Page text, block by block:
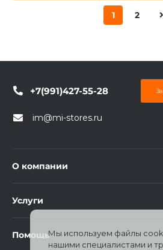
1 2
+7(991)427-55-28
im@mi-stores.ru
О компании
Услуги
ПомощьМы используем файлы
нашими специалистами и